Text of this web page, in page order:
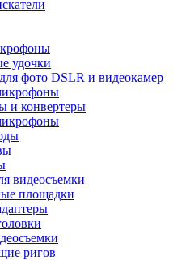
удочки
фото DSLR и видеокамер
и конвертеры
видеосъемки
площадки
ригов